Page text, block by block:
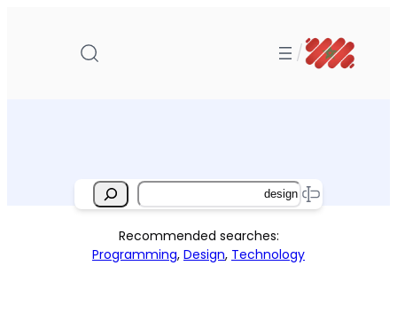
المحتوى
/
Search
Recommended searches:
Programming, Design, Technology